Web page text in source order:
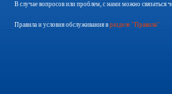
В случае вопросов или проблем, с нами можно связаться
Правила и условия обслуживания в разделе "Правила"